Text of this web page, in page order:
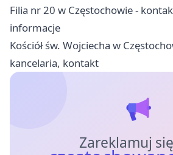
Filia nr 20 w Częstochowie -
informacje
Kościół św. Wojciecha w
kancelaria, kontakt
Zareklamuj